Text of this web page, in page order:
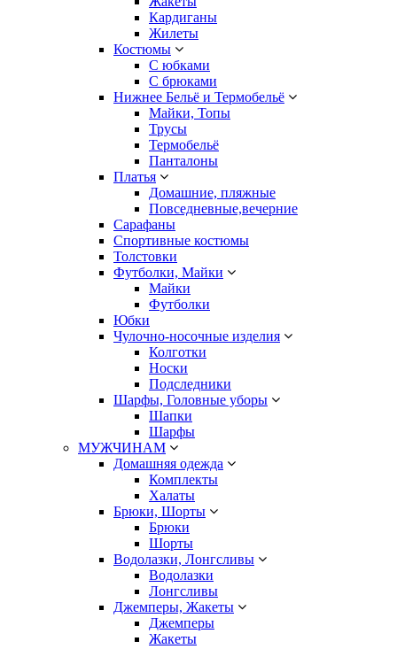
Кардиганы
Жилеты
Костюмы
С юбками
С брюками
Нижнее Бельё и Термобельё
Майки, Топы
Трусы
Термобельё
Панталоны
Платья
Домашние, пляжные
Повседневные,вечерние
Сарафаны
Спортивные костюмы
Толстовки
Футболки, Майки
Майки
Футболки
Юбки
Чулочно-носочные изделия
Колготки
Носки
Подследники
Шарфы, Головные уборы
Шапки
Шарфы
МУЖЧИНАМ
Домашняя одежда
Комплекты
Халаты
Брюки, Шорты
Брюки
Шорты
Водолазки, Лонгсливы
Водолазки
Лонгсливы
Джемперы, Жакеты
Джемперы
Жакеты